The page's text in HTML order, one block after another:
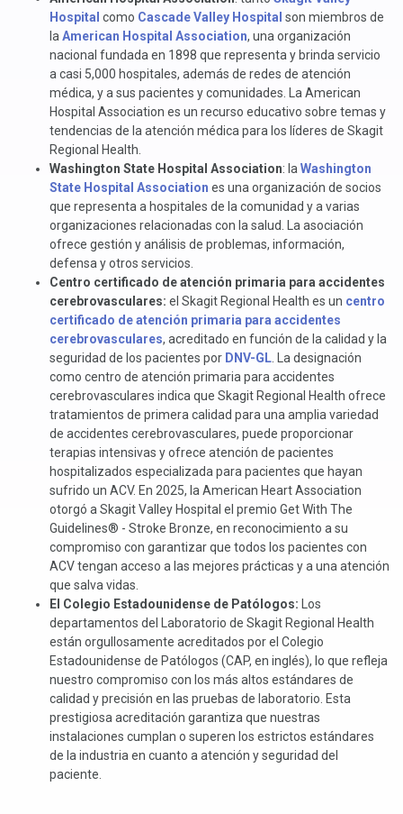
Hospital como Cascade Valley Hospital son miembros de
la American Hospital Association, una organización
nacional fundada en 1898 que representa y brinda servicio
a casi 5,000 hospitales, además de redes de atención
médica, y a sus pacientes y comunidades. La American
Hospital Association es un recurso educativo sobre temas y
tendencias de la atención médica para los líderes de Skagit
Regional Health.
Washington State Hospital Association: la Washington
State Hospital Association es una organización de socios
que representa a hospitales de la comunidad y a varias
organizaciones relacionadas con la salud. La asociación
ofrece gestión y análisis de problemas, información,
defensa y otros servicios.
Centro certificado de atención primaria para accidentes
cerebrovasculares: el Skagit Regional Health es un centro
certificado de atención primaria para accidentes
cerebrovasculares, acreditado en función de la calidad y la
seguridad de los pacientes por DNV-GL . La designación
como centro de atención primaria para accidentes
cerebrovasculares indica que Skagit Regional Health ofrece
tratamientos de primera calidad para una amplia variedad
de accidentes cerebrovasculares, puede proporcionar
terapias intensivas y ofrece atención de pacientes
hospitalizados especializada para pacientes que hayan
sufrido un ACV. En 2025, la American Heart Association
otorgó a Skagit Valley Hospital el premio Get With The
Guidelines® - Stroke Bronze, en reconocimiento a su
compromiso con garantizar que todos los pacientes con
ACV tengan acceso a las mejores prácticas y a una atención
que salva vidas.
El Colegio Estadounidense de Patólogos: Los
departamentos del Laboratorio de Skagit Regional Health
están orgullosamente acreditados por el Colegio
Estadounidense de Patólogos (CAP, en inglés), lo que refleja
nuestro compromiso con los más altos estándares de
calidad y precisión en las pruebas de laboratorio. Esta
prestigiosa acreditación garantiza que nuestras
instalaciones cumplan o superen los estrictos estándares
de la industria en cuanto a atención y seguridad del
paciente.